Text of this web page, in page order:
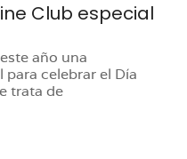
Club especial
año una
celebrar el Día
trata de